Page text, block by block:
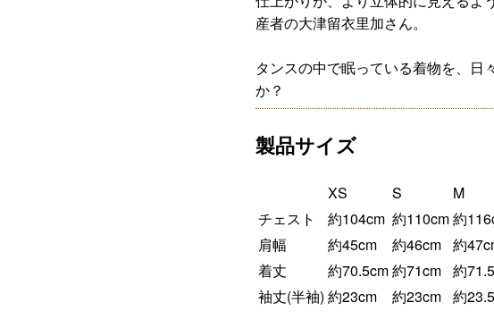
産者の大津留衣里加さん。
タンスの中で眠っている着物を、日
か？
製品サイズ
XS S M
チェスト
約104cm 約110cm約
肩幅
約45cm 約46cm 約
着丈
約70.5cm約71cm 約
袖丈(半袖) 約23cm 約23cm 約